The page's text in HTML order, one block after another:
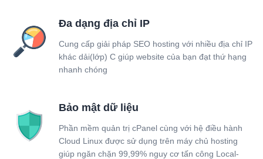
Đa dạng địa chỉ IP
Cung cấp giải pháp SEO hosting với nhiều địa chỉ IP
khác dải(lớp) C giúp website của bạn đạt thứ hạng
nhanh chóng
Bảo mật dữ liệu
Phần mềm quản trị cPanel cùng với hệ điều hành
Cloud Linux được sử dụng trên máy chủ hosting
giúp ngăn chặn 99,99% nguy cơ tấn công Local-